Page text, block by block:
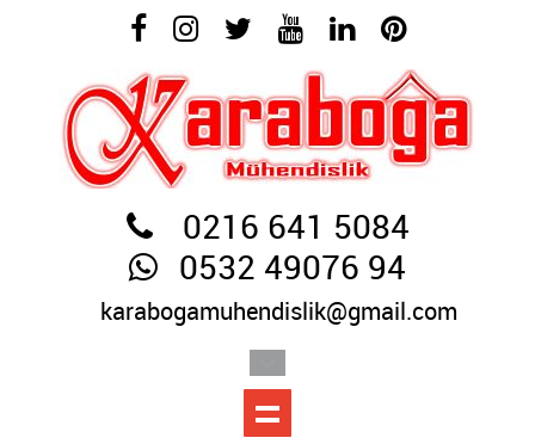
0216 641 5084
0532 49076 94
karabogamuhendislik@gmail.com